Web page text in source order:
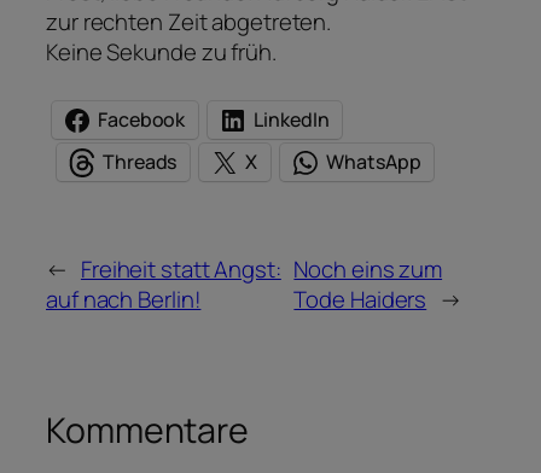
zur rechten Zeit abgetreten.
Keine Sekunde zu früh.
Facebook
LinkedIn
Threads
X WhatsApp
← Freiheit statt Angst:
auf nach Berlin!
Noch eins zum
Tode Haiders →
Kommentare